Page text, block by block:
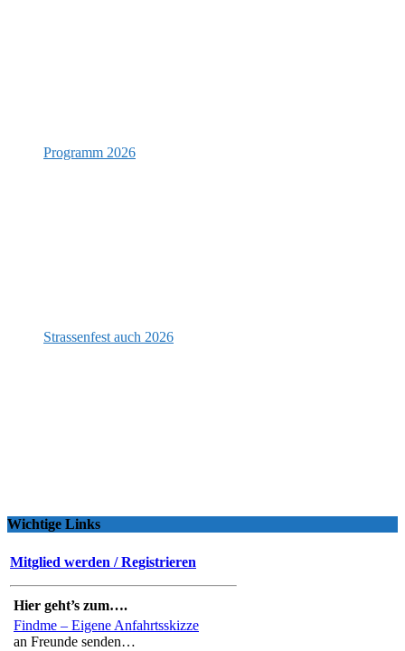
Programm 2026
Strassenfest auch 2026
Wichtige Links
Mitglied werden / Registrieren
Hier geht’s zum….
Findme – Eigene Anfahrtsskizze
an Freunde senden…